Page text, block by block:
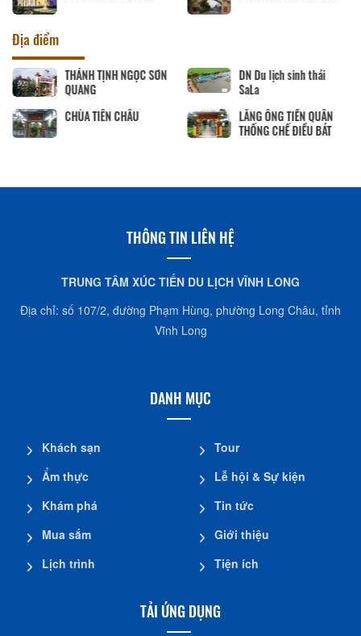
Địa điểm
CHÙA PHƯỚC HẬU
Cơ sở sản xuất và kinh
doanh Peace Farm
Út Trinh
THÔNG TIN LIÊN HỆ
TRUNG TÂM XÚC TIẾN DU LỊCH VĨNH LONG
Địa chỉ: số 107/2, đường Phạm Hùng, phường Long Châu, tỉnh
Vĩnh Long
DANH MỤC
Khách sạn
Ẩm thực
Khám phá
Mua sắm
Lịch trình
Tour
Lễ hội & Sự kiện
Tin tức
Giới thiệu
Tiện ích
TẢI ỨNG DỤNG